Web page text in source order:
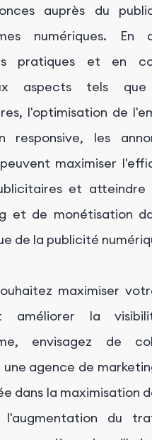
auprès du
numériques. En
pratiques et en
aspects tels
l'optimisation de
responsive, les
maximiser
et atteindre
et de monétisation
de la publicité
maximiser
améliorer la
envisagez de
une agence de
dans la maximisation
du